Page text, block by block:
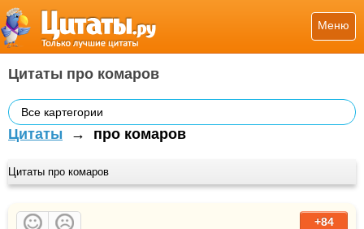
Меню
Цитаты про комаров
Все картегории
Цитаты → про комаров
Цитаты про комаров
+84